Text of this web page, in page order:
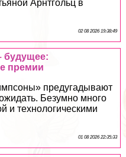
Арнтгольц в
02 08 2026 19:38:49
будущее:
премии
предугадывают
Безумно много
и технологическими
01 08 2026 22:35:33